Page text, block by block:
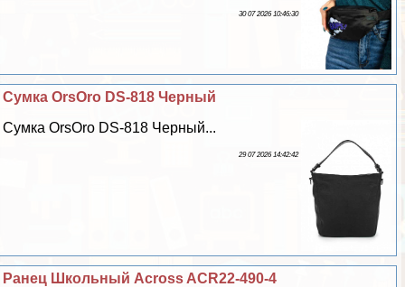
30 07 2026 10:46:30
Сумка OrsOro DS-818 Черный
Сумка OrsOro DS-818 Черный...
29 07 2026 14:42:42
Ранец Школьный Across ACR22-490-4